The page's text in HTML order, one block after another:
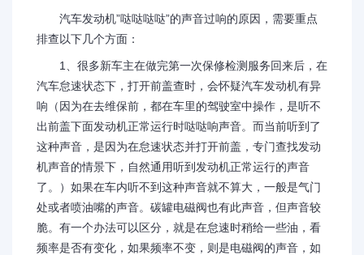
汽车发动机”哒哒哒哒”的声音过响的原因，需要重点
排查以下几个方面：
1、很多新车主在做完第一次保修检测服务回来后，在
汽车怠速状态下，打开前盖查时，会怀疑汽车发动机有异
响（因为在去维保前，都在车里的驾驶室中操作，是听不
出前盖下面发动机正常运行时哒哒响声音。而当前听到了
这种声音，是因为在怠速状态并打开前盖，专门查找发动
机声音的情景下，自然通用听到发动机正常运行的声音
了。）如果在车内听不到这种声音就不算大，一般是气门
处或者喷油嘴的声音。碳罐电磁阀也有此声音，但声音较
脆。有一个办法可以区分，就是在怠速时稍给一些油，看
频率是否有变化，如果频率不变，则是电磁阀的声音，如